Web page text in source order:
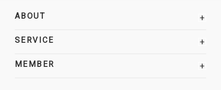
ABOUT +
SERVICE +
MEMBER +